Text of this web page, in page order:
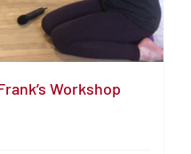
Workshop